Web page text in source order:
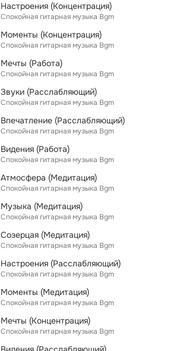
Настроения (Концентрация)
Спокойная гитарная музыка Bgm
Моменты (Концентрация)
Спокойная гитарная музыка Bgm
Мечты (Работа)
Спокойная гитарная музыка Bgm
Звуки (Расслабляющий)
Спокойная гитарная музыка Bgm
Впечатление (Расслабляющий)
Спокойная гитарная музыка Bgm
Видения (Работа)
Спокойная гитарная музыка Bgm
Атмосфера (Медитация)
Спокойная гитарная музыка Bgm
Музыка (Медитация)
Спокойная гитарная музыка Bgm
Созерцая (Медитация)
Спокойная гитарная музыка Bgm
Настроения (Расслабляющий)
Спокойная гитарная музыка Bgm
Моменты (Медитация)
Спокойная гитарная музыка Bgm
Мечты (Концентрация)
Спокойная гитарная музыка Bgm